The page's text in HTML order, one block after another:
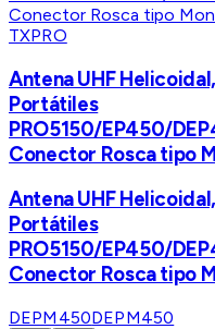
TXPRO
Antena UHF
Portátiles
PRO5150/EP450/
Conector Rosca tipo
Antena UHF
Portátiles
PRO5150/EP450/
Conector Rosca tipo
DEPM450DEPM450